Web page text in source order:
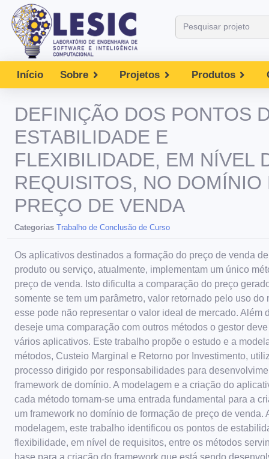
Início Sobre Projetos Produtos
DEFINIÇÃO DOS PONTOS
ESTABILIDADE E
FLEXIBILIDADE, EM NÍVEL
REQUISITOS, NO DOMÍNIO
PREÇO DE VENDA
Categorias Trabalho de Conclusão de Curso
Os aplicativos destinados a formação do preço de venda
produto ou serviço, atualmente, implementam um único
preço de venda. Isto dificulta a comparação do preço
somente se tem um parâmetro, valor retornado pelo uso do
esse pode não representar o valor ideal de mercado. Além
deseje uma comparação com outros métodos o gestor
vários aplicativos. Este trabalho propõe o estudo e a
métodos, Custeio Marginal e Retorno por Investimento,
processo dirigido por responsabilidades para
framework de domínio. A modelagem e a criação do
cada método tornam-se uma entrada fundamental para a
um framework no domínio de formação de preço de venda.
modelagem, este trabalho identificou os pontos de
flexibilidade, em nível de requisitos, entre os métodos
base para a criação do framework que está sendo